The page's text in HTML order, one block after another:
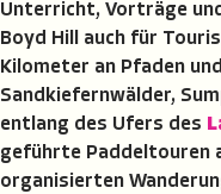
Unterricht, Vorträge
Boyd Hill auch für
Kilometer an Pfaden
Sandkiefernwälder,
entlang des Ufers des
geführte Paddeltouren
organisierten